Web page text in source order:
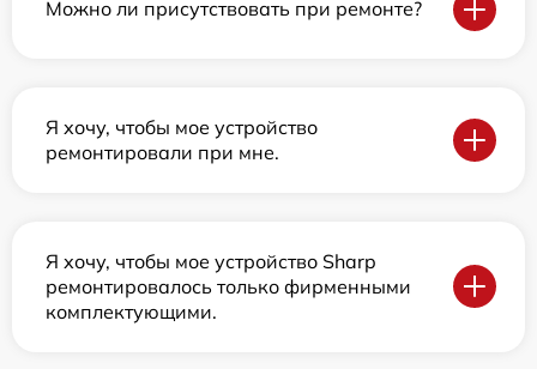
Можно ли присутствовать при ремонте?
Я хочу, чтобы мое устройство
ремонтировали при мне.
Я хочу, чтобы мое устройство Sharp
ремонтировалось только фирменными
комплектующими.